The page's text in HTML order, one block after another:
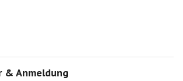
& Anmeldung